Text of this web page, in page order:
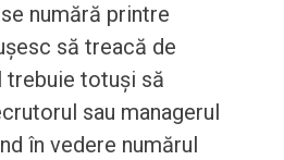
numără printre
să treacă de
totuși să
sau managerul
în vedere numărul